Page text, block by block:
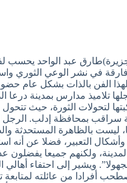
عبد الواحد يحسب
في نشر الوعي الثوري
الفن بالذات بشكل عام
تلاميذ مدارس بمدينة
لتحولات الثورة، حيث
سراقب بمحافظة إدلب.
ليست بالظاهرة المستحدثة
التعبير، فضلا عن
ولكنهم جميعا
ويشير إلى احتفاء أهالي
أفرادا من عائلته